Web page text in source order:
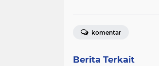
komentar
Berita Terkait